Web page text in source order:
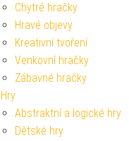
Chytré hračky
Hravé objevy
Kreativní tvoření
Venkovní hračky
Zábavné hračky
Hry
Abstraktní a logické hry
Dětské hry